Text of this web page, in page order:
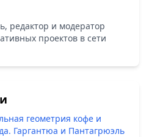
редактор и модератор
проектов в сети
геометрия кофе и
Гаргантюа и Пантагрюэль